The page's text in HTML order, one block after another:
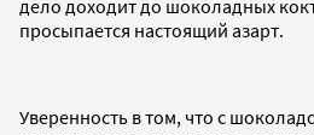
дело доходит до шоколадных
просыпается настоящий азарт.
Уверенность в том, что с